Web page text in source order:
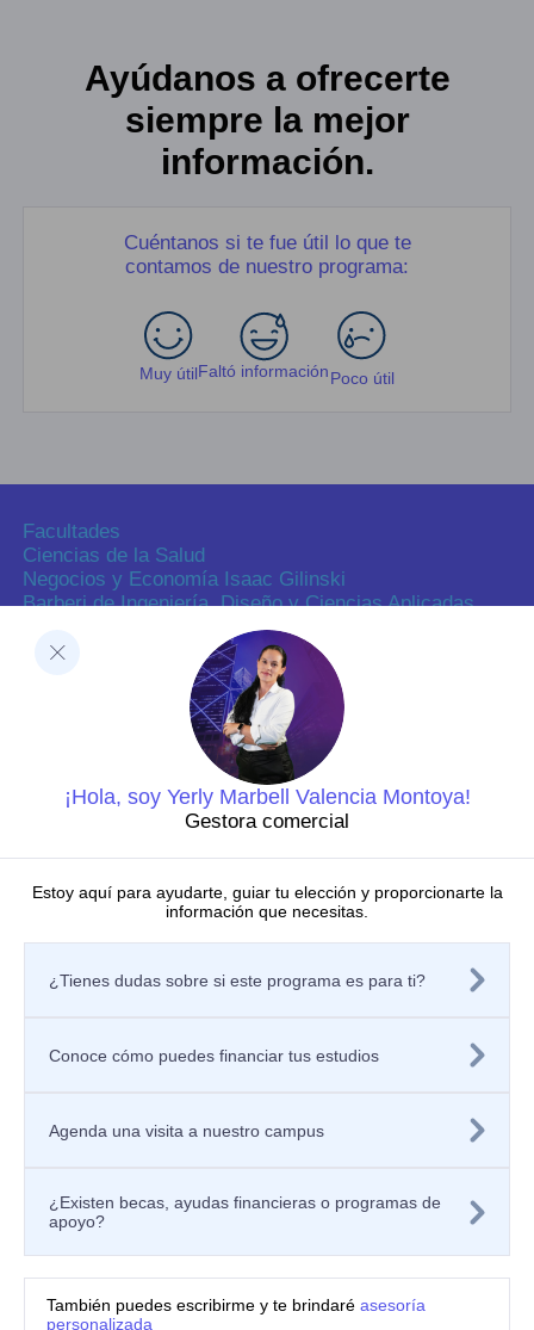
Ayúdanos a ofrecerte
siempre la mejor
información.
Cuéntanos si te fue útil lo que te
contamos de nuestro programa:
Muy útilFaltó informaciónPoco útil
¡Hola, soy Yerly Marbell Valencia Montoya!
Gestora comercial
Estoy aquí para ayudarte, guiar tu elección y proporcionarte la
información que necesitas.
¿Tienes dudas sobre si este programa es para ti?
Conoce cómo puedes financiar tus estudios
Agenda una visita a nuestro campus
¿Existen becas, ayudas financieras o programas de
apoyo?
También puedes escribirme y te brindaré asesoría
personalizada
Celular: +57 300 910 8606
ventanillaunicaicesi@icesi.edu.co
Facultades
Ciencias de la Salud
Negocios y Economía Isaac Gilinski
Barberi de Ingeniería, Diseño y Ciencias Aplicadas
Decanatura de Innovación Educativa y Fortalecimiento
Dirección de Investigaciones
Dirección de investigaciones
Portal de investigación
Grupos y semilleros de investigación
Centros de investigación
Proyectos de investigación
Nuestras publicaciones
Laboratorios
Políticas
Política de privacidad de los sitios web
Política de Seguridad de la Información
Registra tu PQRSF